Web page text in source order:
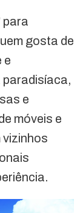
para
gosta de
e
paradisíaca,
e
móveis e